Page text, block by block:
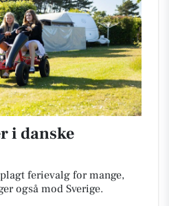
i danske
ferievalg for mange,
også mod Sverige.